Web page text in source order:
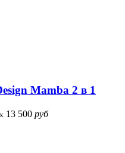
Mamba 2 в 1
x 13 500 руб